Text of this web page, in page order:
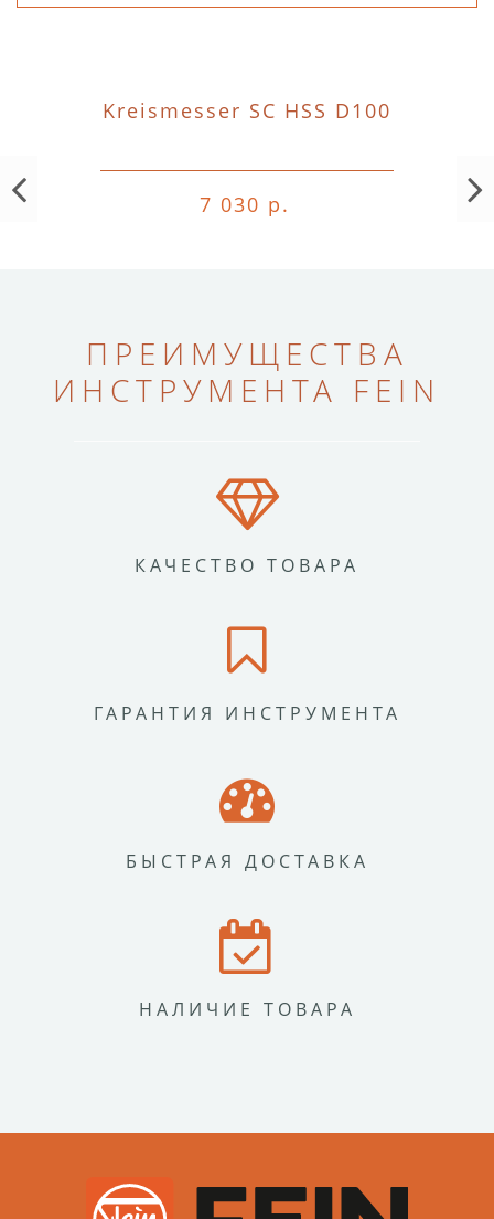
Kreismesser SC HSS D100
7 030 р.
ПРЕИМУЩЕСТВА
ИНСТРУМЕНТА FEIN
КАЧЕСТВО ТОВАРА
ГАРАНТИЯ ИНСТРУМЕНТА
БЫСТРАЯ ДОСТАВКА
НАЛИЧИЕ ТОВАРА